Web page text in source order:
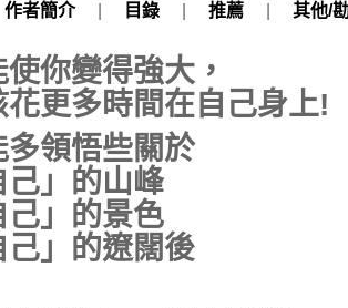
作者簡介 目錄 推薦 其他/
你變得強大，
花更多時間在自己身上!
多領悟些關於
」的山峰
」的景色
」的遼闊後